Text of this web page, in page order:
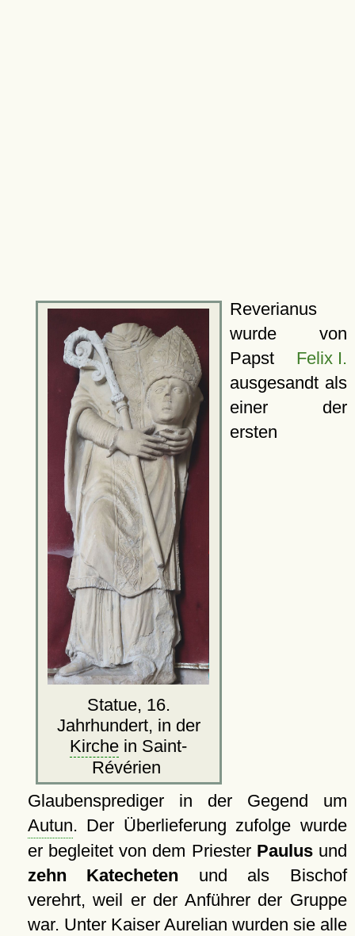
Statue, 16.
Jahrhundert, in der
Kirche in Saint-
Révérien
Reverianus
wurde von
Papst Felix I.
ausgesandt als
einer der
ersten
Glaubensprediger in der Gegend um
Autun. Der Überlieferung zufolge wurde
er begleitet von dem Priester Paulusund
zehn Katecheten und als Bischof
verehrt, weil er der Anführer der Gruppe
war. Unter Kaiser Aurelian wurden sie alle